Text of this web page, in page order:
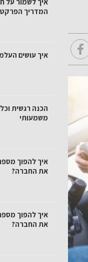
המדריך
איך עושים
הכנה רגשית
משמעותי
איך להפוך
את החברה?
איך להפוך
את החברה?